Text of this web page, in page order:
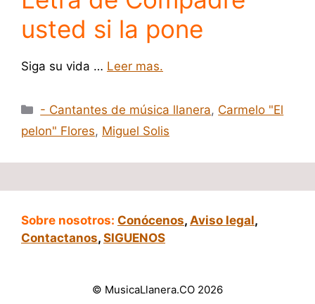
usted si la pone
Siga su vida … Leer mas.
Categorías
- Cantantes de música llanera, Carmelo "El
pelon" Flores, Miguel Solis
Sobre nosotros: Conócenos, Aviso legal,
Contactanos, SIGUENOS
© MusicaLlanera.CO 2026